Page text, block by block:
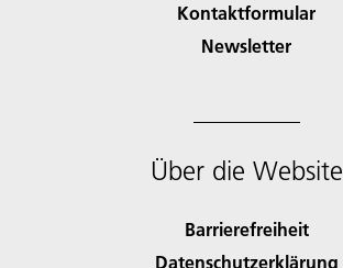
Kontaktformular
Newsletter
Über die Website
Barrierefreiheit
Datenschutzerklärung